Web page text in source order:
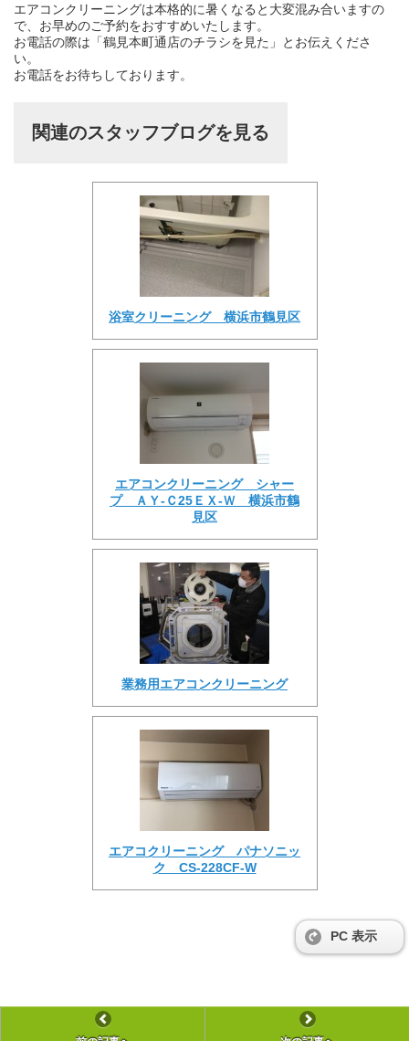
エアコンクリーニングは本格的に暑くなると大変混み合いますの
で、お早めのご予約をおすすめいたします。
お電話の際は「鶴見本町通店のチラシを見た」とお伝えくださ
い。
お電話をお待ちしております。
関連のスタッフブログを見る
浴室クリーニング 横浜市鶴見区
エアコンクリーニング シャー
プ ＡＹ-Ｃ25ＥＸ-Ｗ 横浜市鶴
見区
業務用エアコンクリーニング
エアコクリーニング パナソニッ
ク CS-228CF-W
PC 表示